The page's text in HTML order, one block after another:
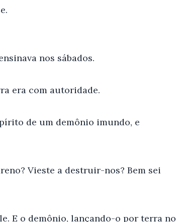
nos sábados.
era com autoridade.
de um demônio imundo, e
Vieste a destruir-nos? Bem sei
E o demônio, lançando-o por terra no